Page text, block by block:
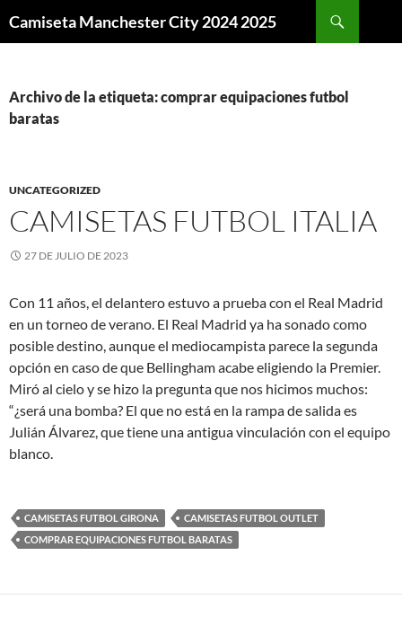
Camiseta Manchester City 2024 2025
Archivo de la etiqueta: comprar equipaciones futbol
baratas
UNCATEGORIZED
CAMISETAS FUTBOL ITALIA
27 DE JULIO DE 2023
Con 11 años, el delantero estuvo a prueba con el Real Madrid
en un torneo de verano. El Real Madrid ya ha sonado como
posible destino, aunque el mediocampista parece la segunda
opción en caso de que Bellingham acabe eligiendo la Premier.
Miró al cielo y se hizo la pregunta que nos hicimos muchos:
“¿será una bomba? El que no está en la rampa de salida es
Julián Álvarez, que tiene una antigua vinculación con el equipo
blanco.
CAMISETAS FUTBOL GIRONA
CAMISETAS FUTBOL OUTLET
COMPRAR EQUIPACIONES FUTBOL BARATAS